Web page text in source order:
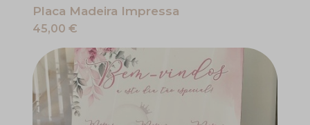
Placa Madeira Impressa
45,00 €